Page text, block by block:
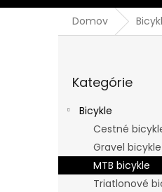
Domov
kategórie
Kategórie
Bicykle
Cestné
Gravel bicykle
MTB bicykle
Triatlonové